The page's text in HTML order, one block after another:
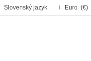
Slovenský jazyk Euro (€)